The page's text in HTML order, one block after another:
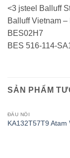
<3 jsteel Balluff
Balluff Vietnam
BES02H7
BES 516-114-
SẢN PHẨM
ĐẦU NỐI
KA132T57T9 Atam